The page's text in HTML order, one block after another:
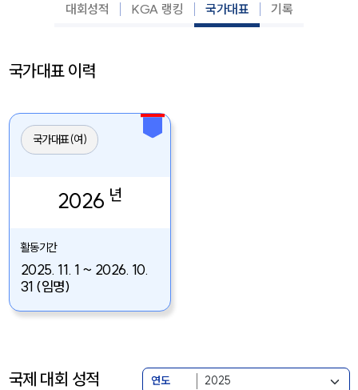
대회성적 KGA 랭킹 국가대표 기록
국가대표 이력
국가대표(여)
2026 년
활동기간
2025. 11. 1 ~ 2026. 10.
31 (임명)
국제 대회 성적 연도